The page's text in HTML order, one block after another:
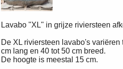
Lavabo "XL" in grijze riviersteen
De XL riviersteen lavabo's
cm lang en 40 tot 50 cm breed.
De hoogte is meestal 15 cm.